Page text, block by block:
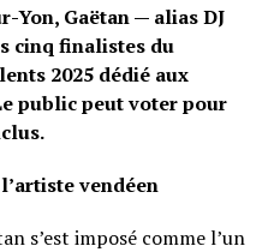
Yon, Gaëtan — alias DJ
cinq finalistes du
2025 dédié aux
public peut voter pour
vendéen
s’est imposé comme l’un